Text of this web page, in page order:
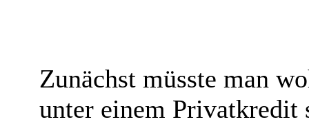
Zunächst müsste man
unter einem Privatkredit